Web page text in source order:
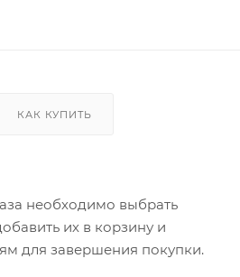
КАК КУПИТЬ
необходимо выбрать
их в корзину и
для завершения покупки.